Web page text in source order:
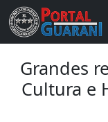
Grandes
Cultura e